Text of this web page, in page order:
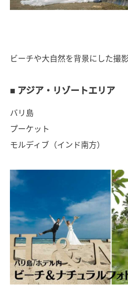
ビーチや大自然を背景にした撮
■ アジア・リゾートエリア
バリ島
プーケット
モルディブ（インド南方）